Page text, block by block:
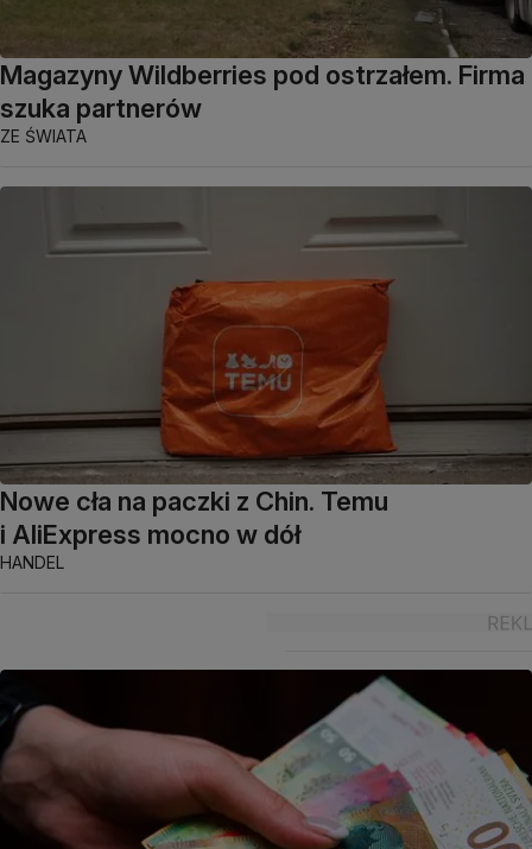
Magazyny Wildberries pod ostrzałem. Firma
szuka partnerów
ZE ŚWIATA
Nowe cła na paczki z Chin. Temu
i AliExpress mocno w dół
HANDEL